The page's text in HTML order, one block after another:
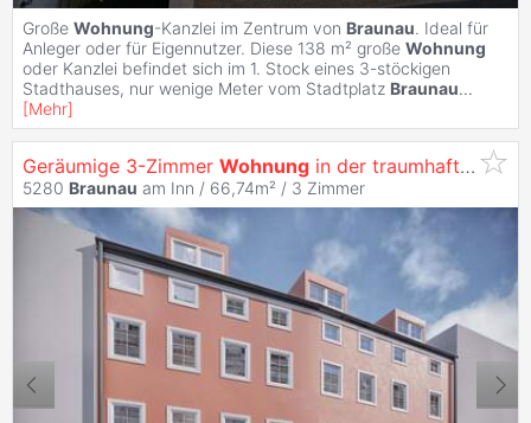
Große Wohnung-Kanzlei im Zentrum von Braunau. Ideal für
Anleger oder für Eigennutzer. Diese 138 m² große Wohnung
oder Kanzlei befindet sich im 1. Stock eines 3-stöckigen
Stadthauses, nur wenige Meter vom Stadtplatz Braunau...
[Mehr]
Geräumige 3-Zimmer Wohnung in der traumhaften
5280 Braunau am Inn / 66,74m² / 3 Zimmer